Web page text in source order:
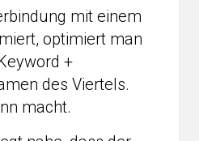
mit einem
optimiert man
+
des Viertels.
macht.